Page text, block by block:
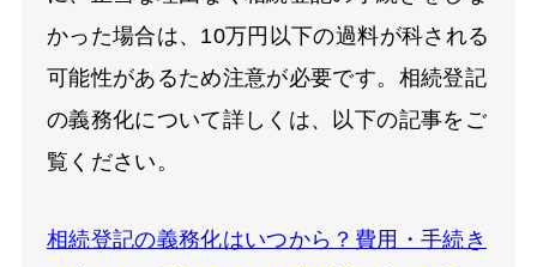
かった場合は、10万円以下の過料が科される
可能性があるため注意が必要です。相続登記
の義務化について詳しくは、以下の記事をご
覧ください。
相続登記の義務化はいつから？費用・手続き